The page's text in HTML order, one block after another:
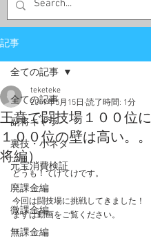
記事
全ての記事
副将キャラ
裏技・小ネタ
元宝消費検証
廃課金編
微課金編
無課金編
全ての記事
王賁で闘技場１００位
１００位の壁は高い。
将編）
teketeke
2019年5月15日 読了時間: 1分
どうも！てけてけです。
今回は闘技場に挑戦してきました！
まずは動画をご覧ください。